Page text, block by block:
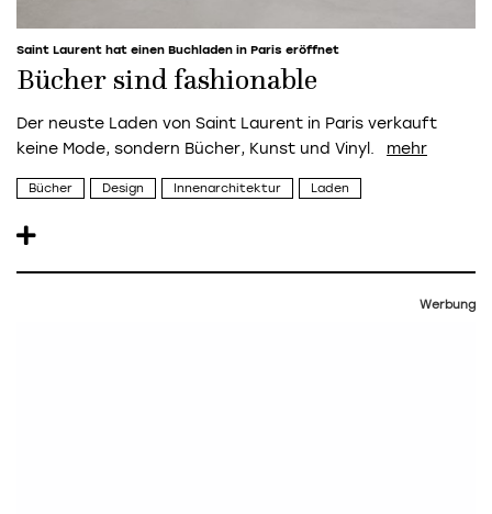
Saint Laurent hat einen Buchladen in Paris eröffnet
Bücher sind fashionable
Der neuste Laden von Saint Laurent in Paris verkauft
keine Mode, sondern Bücher, Kunst und Vinyl.
Bücher Design Innenarchitektur Laden
Werbung